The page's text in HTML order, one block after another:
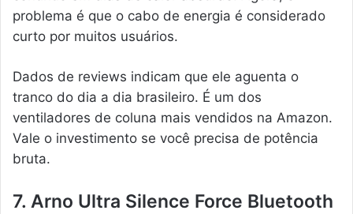
problema é que o cabo de energia é considerado
curto por muitos usuários.
Dados de reviews indicam que ele aguenta o
tranco do dia a dia brasileiro. É um dos
ventiladores de coluna mais vendidos na Amazon.
Vale o investimento se você precisa de potência
bruta.
7. Arno Ultra Silence Force Bluetooth